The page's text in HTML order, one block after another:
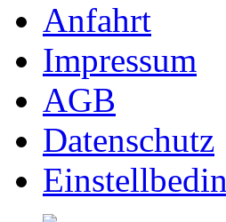
Anfahrt
Impressum
AGB
Datenschutz